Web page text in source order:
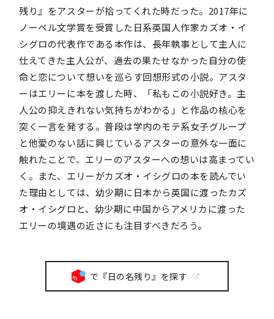
残り』をアスターが拾ってくれた時だった。2017年に
ノーベル文学賞を受賞した日系英国人作家カズオ・イ
シグロの代表作である本作は、長年執事として主人に
仕えてきた主人公が、過去の果たせなかった自分の使
命と恋について想いを巡らす回想形式の小説。アスタ
ーはエリーに本を渡した時、「私もこの小説好き。主
人公の抑えきれない気持ちがわかる」と作品の核心を
突く一言を発する。普段は学内のモテ系女子グループ
と他愛のない話に興じているアスターの意外な一面に
触れたことで、エリーのアスターへの想いは高まってい
く。また、エリーがカズオ・イシグロの本を読んでい
た理由としては、幼少期に日本から英国に渡ったカズ
オ・イシグロと、幼少期に中国からアメリカに渡った
エリーの境遇の近さにも注目すべきだろう。
で『日の名残り』を探す